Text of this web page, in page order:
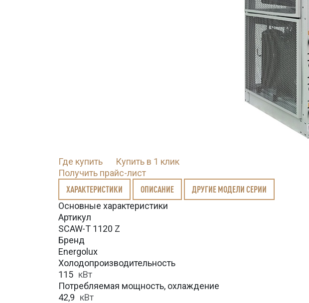
Где купить
Купить в 1 клик
Получить прайс-лист
ХАРАКТЕРИСТИКИ ОПИСАНИЕ ДРУГИЕ МОДЕЛИ СЕРИИ
Основные характеристики
Артикул
SCAW-T 1120 Z
Бренд
Energolux
Холодопроизводительность
115 кВт
Потребляемая мощность, охлаждение
42,9 кВт